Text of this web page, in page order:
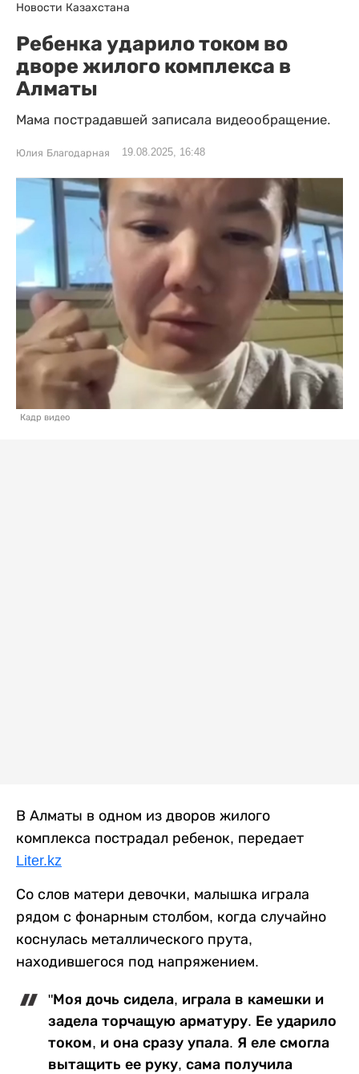
Новости Казахстана
Ребенка ударило током во
дворе жилого комплекса в
Алматы
Мама пострадавшей записала видеообращение.
Юлия Благодарная 19.08.2025, 16:48
Кадр видео
В Алматы в одном из дворов жилого
комплекса пострадал ребенок, передает
Liter.kz
Со слов матери девочки, малышка играла
рядом с фонарным столбом, когда случайно
коснулась металлического прута,
находившегося под напряжением.
"Моя дочь сидела, играла в камешки и
задела торчащую арматуру. Ее ударило
током, и она сразу упала. Я еле смогла
вытащить ее руку, сама получила